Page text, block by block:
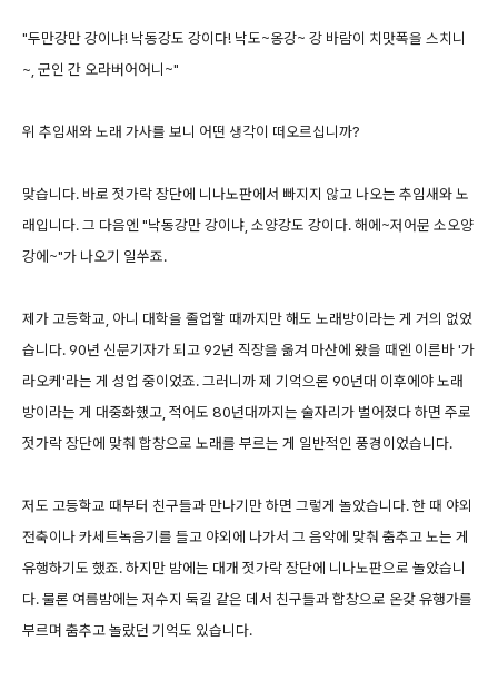
"두만강만 강이냐! 낙동강도 강이다! 낙도~옹강~ 강 바람이 치맛폭을 스치니
~, 군인 간 오라버어어니~"
위 추임새와 노래 가사를 보니 어떤 생각이 떠오르십니까?
맞습니다. 바로 젓가락 장단에 니나노판에서 빠지지 않고 나오는 추임새와 노
래입니다. 그 다음엔 "낙동강만 강이냐, 소양강도 강이다. 해에~저어문 소오양
강에~"가 나오기 일쑤죠.
제가 고등학교, 아니 대학을 졸업할 때까지만 해도 노래방이라는 게 거의 없었
습니다. 90년 신문기자가 되고 92년 직장을 옮겨 마산에 왔을 때엔 이른바 '가
라오케'라는 게 성업 중이었죠. 그러니까 제 기억으론 90년대 이후에야 노래
방이라는 게 대중화했고, 적어도 80년대까지는 술자리가 벌어졌다 하면 주로
젓가락 장단에 맞춰 합창으로 노래를 부르는 게 일반적인 풍경이었습니다.
저도 고등학교 때부터 친구들과 만나기만 하면 그렇게 놀았습니다. 한 때 야외
전축이나 카세트녹음기를 들고 야외에 나가서 그 음악에 맞춰 춤추고 노는 게
유행하기도 했죠. 하지만 밤에는 대개 젓가락 장단에 니나노판으로 놀았습니
다. 물론 여름밤에는 저수지 둑길 같은 데서 친구들과 합창으로 온갖 유행가를
부르며 춤추고 놀랐던 기억도 있습니다.